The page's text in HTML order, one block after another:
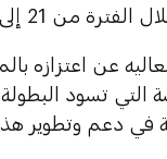
2025، بمشاركة أكثر من 1,000 لاعب ولاعبة من 60 دولة.
عن اعتزازه
التي تسود
في دعم وتطوير